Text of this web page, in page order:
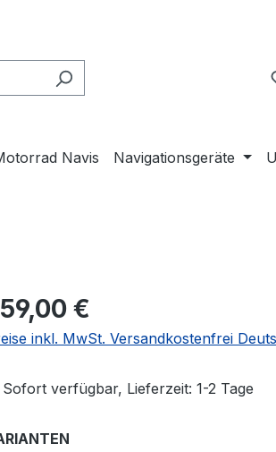
Navis Navigationsgeräte
Preis:
€
inkl. MwSt. Versandkostenfrei
Sofort verfügbar, Lieferzeit: 1-2 Tage